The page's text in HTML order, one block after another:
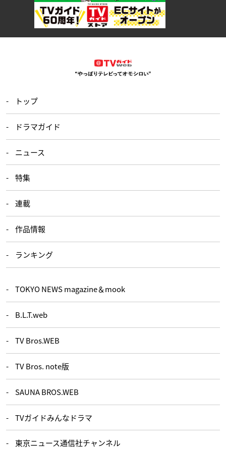
トップ
ドラマガイド
ニュース
特集
連載
作品情報
ランキング
TOKYO NEWS magazine＆mook
B.L.T.web
TV Bros.WEB
TV Bros. note版
SAUNA BROS.WEB
TVガイドみんなドラマ
東京ニュース通信社チャンネル